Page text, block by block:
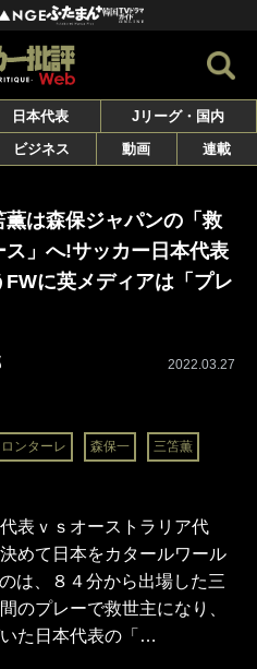
日本代表
Jリーグ・国内
ビジネス 動画 連載
は森保ジャパンの「救
」へ!サッカー日本代表
FWに英メディアは「プレ
2022.03.27
ンターレ 森保一 三笘薫
表ｖｓオーストラリア代
めて日本をカタールワール
は、８４分から出場した三
のプレーで救世主になり、
た日本代表の「…